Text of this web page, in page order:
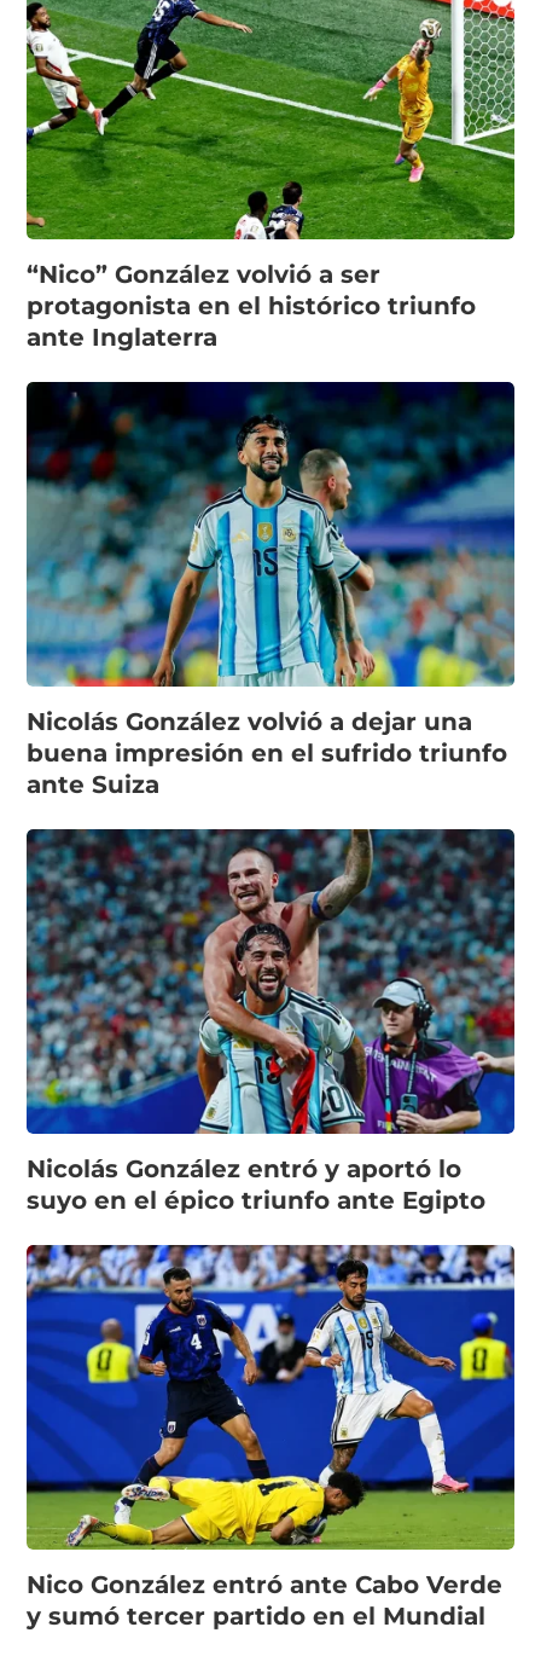
“Nico” González volvió a ser
protagonista en el histórico triunfo
ante Inglaterra
Nicolás González volvió a dejar una
buena impresión en el sufrido triunfo
ante Suiza
Nicolás González entró y aportó lo
suyo en el épico triunfo ante Egipto
Nico González entró ante Cabo Verde
y sumó tercer partido en el Mundial